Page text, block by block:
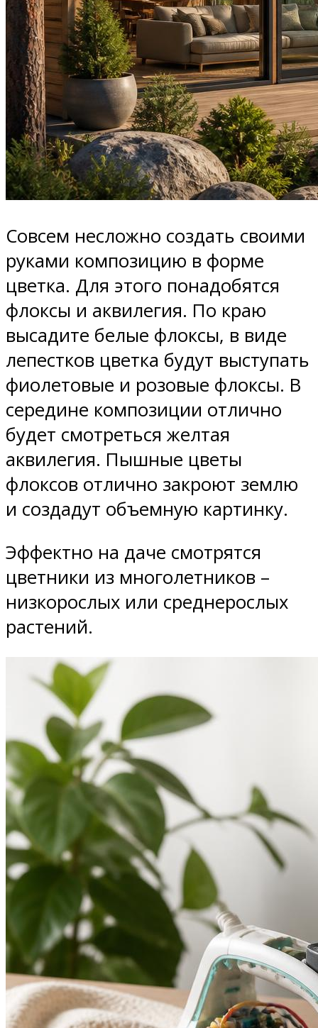
Совсем несложно создать своими
руками композицию в форме
цветка. Для этого понадобятся
флоксы и аквилегия. По краю
высадите белые флоксы, в виде
лепестков цветка будут выступать
фиолетовые и розовые флоксы. В
середине композиции отлично
будет смотреться желтая
аквилегия. Пышные цветы
флоксов отлично закроют землю
и создадут объемную картинку.
Эффектно на даче смотрятся
цветники из многолетников –
низкорослых или среднерослых
растений.